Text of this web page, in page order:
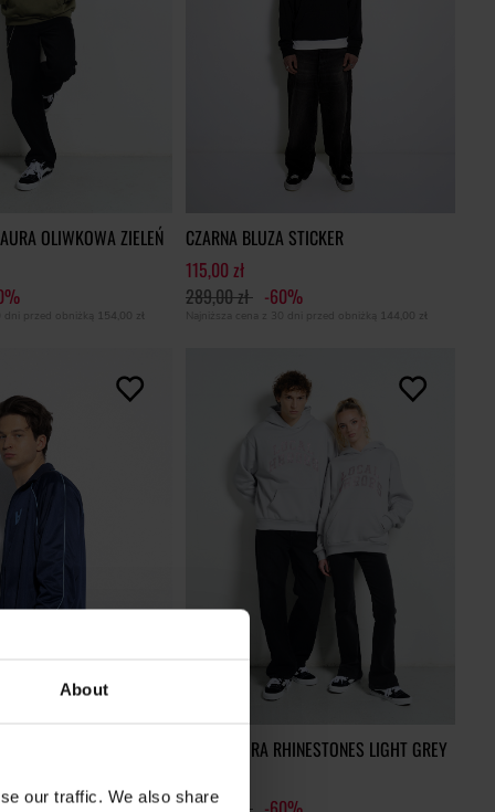
About
our traffic. We also share
OLIWKOWA ZIELEŃ
dni przed obniżką 154,00 zł
CZARNA BLUZA STICKER
115,00 zł
289,00 zł -60%
Najniższa cena z 30 dni przed obniżką 144,00 zł
BLUZA AURA RHINESTONES LIGHT GREY